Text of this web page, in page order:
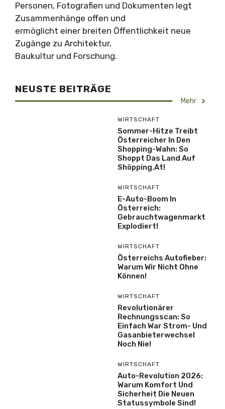
Personen, Fotografien und Dokumenten legt
Zusammenhänge offen und
ermöglicht einer breiten Öffentlichkeit neue
Zugänge zu Architektur,
Baukultur und Forschung.
NEUSTE BEITRÄGE
Mehr
WIRTSCHAFT
Sommer-Hitze Treibt
Österreicher In Den
Shopping-Wahn: So
Shoppt Das Land Auf
Shöpping.at!
WIRTSCHAFT
E-Auto-Boom In
Österreich:
Gebrauchtwagenmarkt
Explodiert!
WIRTSCHAFT
Österreichs Autofieber:
Warum Wir Nicht Ohne
Können!
WIRTSCHAFT
Revolutionärer
Rechnungsscan: So
Einfach War Strom- Und
Gasanbieterwechsel
Noch Nie!
WIRTSCHAFT
Auto-Revolution 2026:
Warum Komfort Und
Sicherheit Die Neuen
Statussymbole Sind!